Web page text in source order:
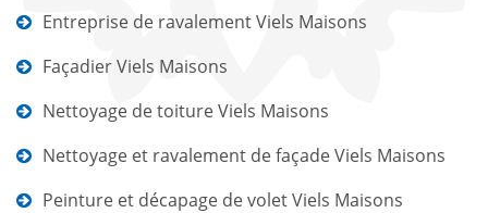
Entreprise de ravalement Viels Maisons
Façadier Viels Maisons
Nettoyage de toiture Viels Maisons
Nettoyage et ravalement de façade Viels Maisons
Peinture et décapage de volet Viels Maisons